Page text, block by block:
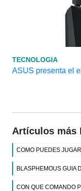
TECNOLOGIA
ASUS presenta el
Artículos más
COMO PUEDES
BLASPHEMOUS GUIA
CON QUE COMANDO